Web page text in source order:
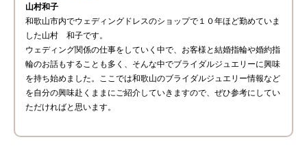
山村和子
和歌山市内でウェディングドレスのショップで１０年ほど勤めていま
した山村 和子です。
ウェディング関係の仕事をしていく中で、お客様と結婚指輪や婚約指
輪のお話もすることも多く、そんな中でブライダルジュエリーに興味
を持ち始めました。ここでは和歌山のブライダルジュエリー情報など
を自分の興味赴くままにご紹介していきますので、ぜひ参考にしてい
ただければと思います。